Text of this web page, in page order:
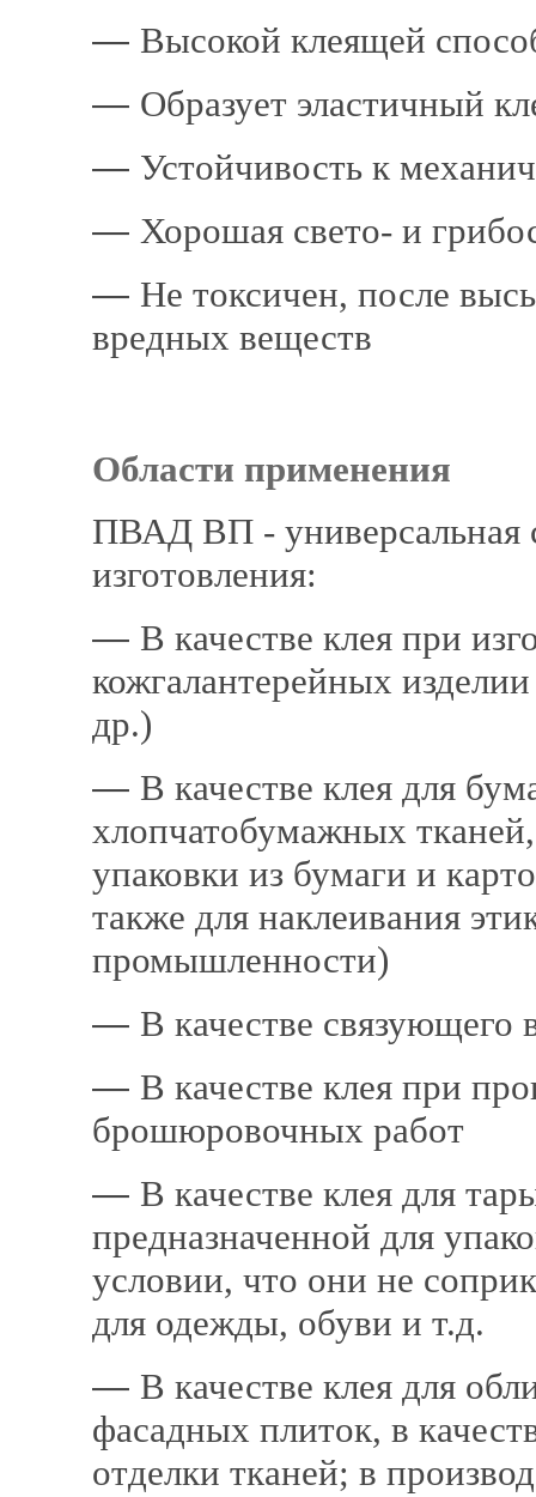
― Высокой клеящей
― Образует эластичный
― Устойчивость к
― Хорошая свето- и
― Не токсичен, после
вредных веществ
Области
ПВАД ВП - универсальная
изготовления:
― В качестве клея при
кожгалантерейных
др.)
― В качестве клея для
хлопчато­бумажных
упаковки из бумаги и
также для наклеивания
промышленности)
― В качестве связующего
― В качестве клея при
брошюровочных работ
― В качестве клея для
предназначен­ной для
условии, что они не
для одежды, обуви и т.д.
― В качестве клея для
фасадных плиток, в
отделки тканей; в